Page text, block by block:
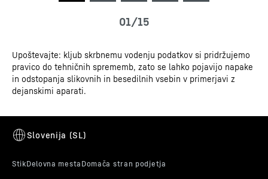
PowerCooling-System
Želite zagotoviti, da bo hlad v hladilniku enakomerno
porazdeljen? To zagotavlja PowerCooling-System:
močan in hkrati tih ventilator učinkovito porazdeli
hladen zrak v celotnem hladilnem prostoru.
Certifikat CE
Upoštevajte: kljub skrbnemu vodenju podatkov si pridržujemo
pravico do tehničnih sprememb, zato se lahko pojavijo napake
in odstopanja slikovnih in besedilnih vsebin v primerjavi z
dejanskimi aparati.